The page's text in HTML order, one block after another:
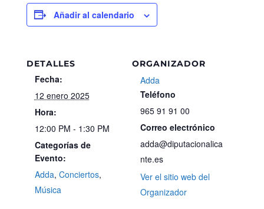
Añadir al calendario
DETALLES
Fecha:
12 enero 2025
Hora:
12:00 PM - 1:30 PM
Categorías de
Evento:
Adda, Conciertos,
Música
ORGANIZADOR
Adda
Teléfono
965 91 91 00
Correo electrónico
adda@diputacionalica
nte.es
Ver el sitio web del
Organizador